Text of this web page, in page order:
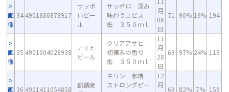
画
像
34 4901880878917
サッポ
ロビー
ル
サッポロ 深み
味わうヱビス
缶 ３５０ｍｌ
月
06
日
71 90% 19% 194
画
像
35 4901004028938
アサヒ
ビール
クリアアサヒ
初摘みの香り
缶 ３５０ｍｌ
11
月
28
日
69 97% 24% 113
画 36 4901411054858
麒麟麦
キリン 氷結
ストロングピー
12
月
69 82% 7% 159